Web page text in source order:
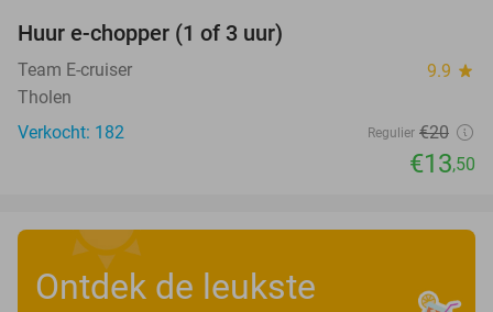
Huur e-chopper (1 of 3 uur)
Team E-cruiser 9.9 star
Tholen
Verkocht: 182
Regulier €20
€13,50
Ontdek de leukste